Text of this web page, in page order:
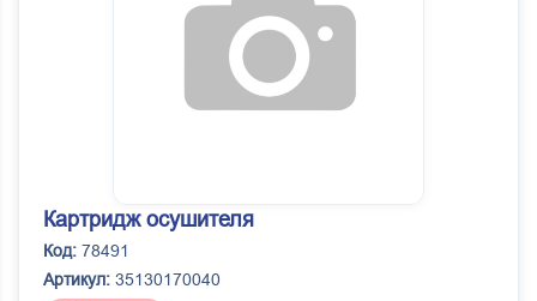
Картридж осушителя
Код: 78491
Артикул: 35130170040